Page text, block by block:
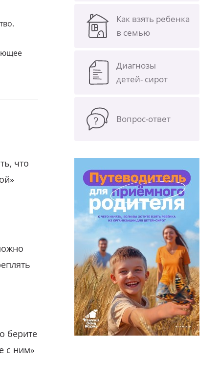
что
берите
с ним»
Как взять ребенка
в семью
Диагнозы
детей- сирот
Вопрос-ответ